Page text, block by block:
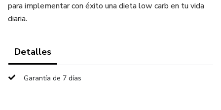
para implementar con éxito una dieta low carb en tu vida
diaria.
Detalles
Garantía de 7 días